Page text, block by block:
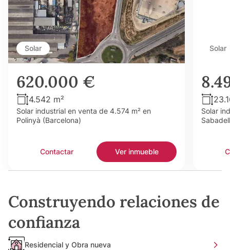
Solar
620.000 €
4.542 m²
Solar industrial en venta de 4.574 m² en
Polinyà (Barcelona)
Contactar Ver inmueble
Solar
Solar
Construyendo relaciones de
confianza
Residencial y Obra nueva